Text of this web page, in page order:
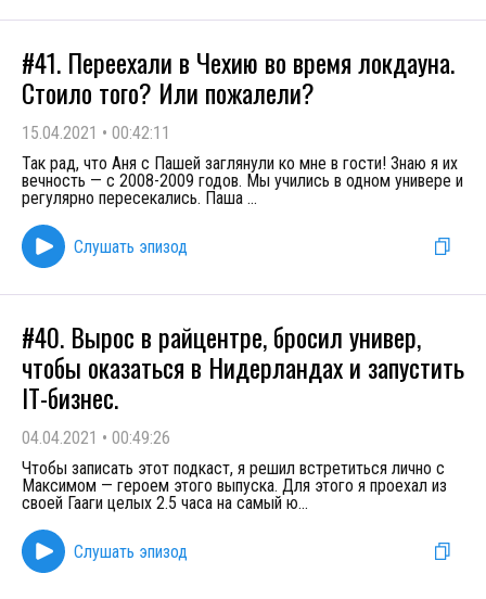
#41. Переехали в Чехию во время локдауна.
Стоило того? Или пожалели?
15.04.2021 • 00:42:11
Так рад, что Аня с Пашей заглянули ко мне в гости! Знаю я их
вечность — с 2008-2009 годов. Мы учились в одном универе и
регулярно пересекались. Паша ...
Слушать эпизод
#40. Вырос в райцентре, бросил универ,
чтобы оказаться в Нидерландах и запустить
IT-бизнес.
04.04.2021 • 00:49:26
Чтобы записать этот подкаст, я решил встретиться лично с
Максимом — героем этого выпуска. Для этого я проехал из
своей Гааги целых 2.5 часа на самый ю...
Слушать эпизод